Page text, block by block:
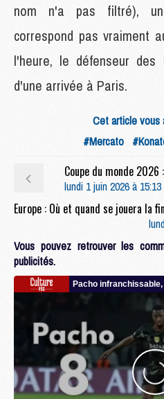
nom n'a pas filtré),
correspond pas vraiment
l'heure, le défenseur des
d'une arrivée à Paris.
Cet article vous
#Mercato
lundi 1 juin 2026 à 15:13
Vous pouvez retrouver les
publicités.